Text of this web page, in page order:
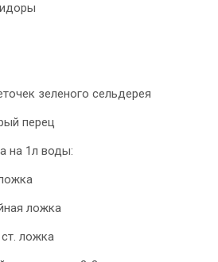
зеленого сельдерея
перец
на 1л воды:
ложка
ложка